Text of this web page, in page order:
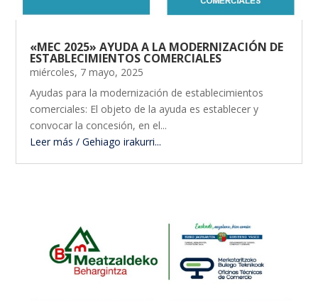
«MEC 2025» AYUDA A LA MODERNIZACIÓN DE
ESTABLECIMIENTOS COMERCIALES
miércoles, 7 mayo, 2025
Ayudas para la modernización de establecimientos
comerciales: El objeto de la ayuda es establecer y
convocar la concesión, en el...
Leer más / Gehiago irakurri...